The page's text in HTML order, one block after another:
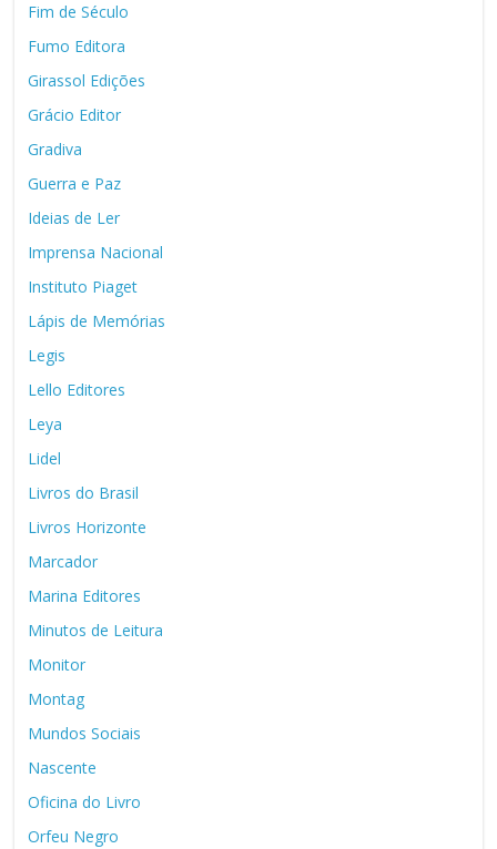
Fim de Século
Fumo Editora
Girassol Edições
Grácio Editor
Gradiva
Guerra e Paz
Ideias de Ler
Imprensa Nacional
Instituto Piaget
Lápis de Memórias
Legis
Lello Editores
Leya
Lidel
Livros do Brasil
Livros Horizonte
Marcador
Marina Editores
Minutos de Leitura
Monitor
Montag
Mundos Sociais
Nascente
Oficina do Livro
Orfeu Negro